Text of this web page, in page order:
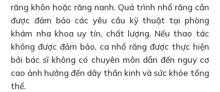
răng khôn hoặc răng nanh. Quá trình nhổ răng cần
được đảm bảo các yêu cầu kỹ thuật tại phòng
khám nha khoa uy tín, chất lượng. Nếu thao tác
không được đảm bảo, ca nhổ răng được thực hiện
bởi bác sĩ không có chuyên môn dẫn đến nguy cơ
cao ảnh hưởng đến dây thần kinh và sức khỏe tổng
thể.